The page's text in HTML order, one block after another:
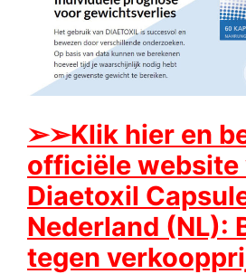
➢➢Klik hier en
officiële website
Diaetoxil
Nederland (NL):
tegen